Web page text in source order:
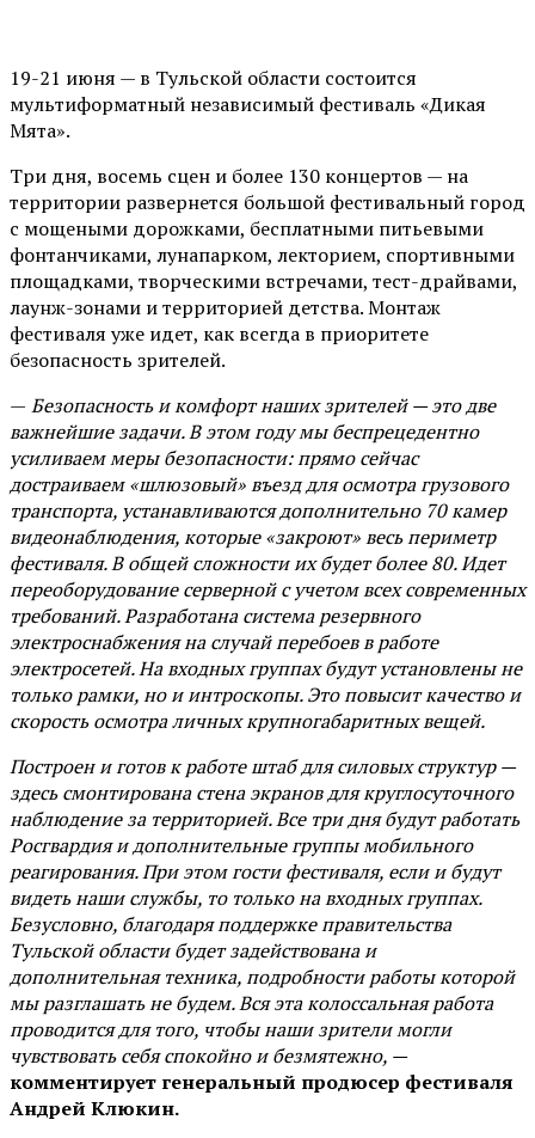
19-21 июня — в Тульской области состоится
мультиформатный независимый фестиваль «Дикая
Мята».
Три дня, восемь сцен и более 130 концертов — на
территории развернется большой фестивальный город
с мощеными дорожками, бесплатными питьевыми
фонтанчиками, лунапарком, лекторием, спортивными
площадками, творческими встречами, тест-драйвами,
лаунж-зонами и территорией детства. Монтаж
фестиваля уже идет, как всегда в приоритете
безопасность зрителей.
— Безопасность и комфорт наших зрителей — это две
важнейшие задачи. В этом году мы беспрецедентно
усиливаем меры безопасности: прямо сейчас
достраиваем «шлюзовый» въезд для осмотра грузового
транспорта, устанавливаются дополнительно 70 камер
видеонаблюдения, которые «закроют» весь периметр
фестиваля. В общей сложности их будет более 80. Идет
переоборудование серверной с учетом всех современных
требований. Разработана система резервного
электроснабжения на случай перебоев в работе
электросетей. На входных группах будут установлены не
только рамки, но и интроскопы. Это повысит качество и
скорость осмотра личных крупногабаритных вещей.
Построен и готов к работе штаб для силовых структур —
здесь смонтирована стена экранов для круглосуточного
наблюдение за территорией. Все три дня будут работать
Росгвардия и дополнительные группы мобильного
реагирования. При этом гости фестиваля, если и будут
видеть наши службы, то только на входных группах.
Безусловно, благодаря поддержке правительства
Тульской области будет задействована и
дополнительная техника, подробности работы которой
мы разглашать не будем. Вся эта колоссальная работа
проводится для того, чтобы наши зрители могли
чувствовать себя спокойно и безмятежно, —
комментирует генеральный продюсер фестиваля
Андрей Клюкин.